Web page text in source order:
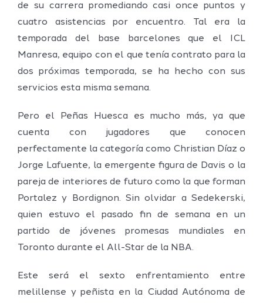
de su carrera promediando casi once puntos y
cuatro asistencias por encuentro. Tal era la
temporada del base barcelones que el ICL
Manresa, equipo con el que tenía contrato para la
dos próximas temporada, se ha hecho con sus
servicios esta misma semana.
Pero el Peñas Huesca es mucho más, ya que
cuenta con jugadores que conocen
perfectamente la categoría como Christian Díaz o
Jorge Lafuente, la emergente figura de Davis o la
pareja de interiores de futuro como la que forman
Portalez y Bordignon. Sin olvidar a Sedekerski,
quien estuvo el pasado fin de semana en un
partido de jóvenes promesas mundiales en
Toronto durante el All-Star de la NBA.
Este será el sexto enfrentamiento entre
melillense y peñista en la Ciudad Autónoma de